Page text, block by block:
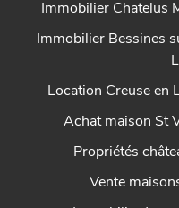
Immobilier Chatelus
Immobilier Bessines
Location Creuse en
Achat maison St
Propriétés
Vente